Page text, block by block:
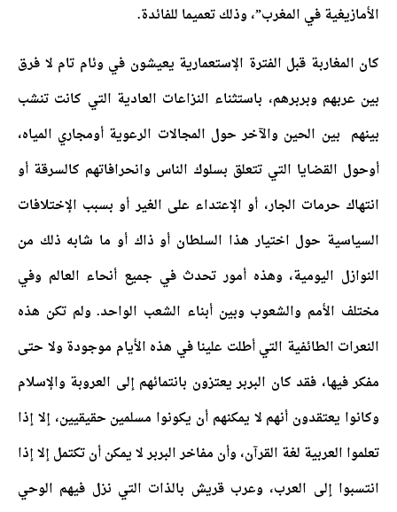
الأمازيغية في المغرب”، وذلك تعميما للفائدة.
كان المغاربة قبل الفترة الإستعمارية يعيشون في وئام تام لا فرق
بين عربهم وبربرهم، باستثناء النزاعات العادية التي كانت تنشب
بينهم بين الحين والآخر حول المجالات الرعوية أومجاري المياه،
أوحول القضايا التي تتعلق بسلوك الناس وانحرافاتهم كالسرقة أو
انتهاك حرمات الجار، أو الإعتداء على الغير أو بسبب الإختلافات
السياسية حول اختيار هذا السلطان أو ذاك أو ما شابه ذلك من
النوازل اليومية، وهذه أمور تحدث في جميع أنحاء العالم وفي
مختلف الأمم والشعوب وبين أبناء الشعب الواحد. ولم تكن هذه
النعرات الطائفية التي أطلت علينا في هذه الأيام موجودة ولا حتى
مفكر فيها، فقد كان البربر يعتزون بانتمائهم إلى العروبة والإسلام
وكانوا يعتقدون أنهم لا يمكنهم أن يكونوا مسلمين حقيقيين، إلا إذا
تعلموا العربية لغة القرآن، وأن مفاخر البربر لا يمكن أن تكتمل إلا إذا
انتسبوا إلى العرب، وعرب قريش بالذات التي نزل فيهم الوحي